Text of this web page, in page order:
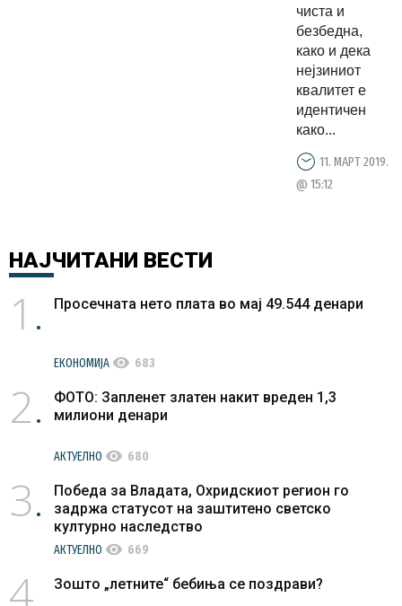
е
безбедна
чиста и
безбедна,
како и дека
нејзиниот
квалитет е
идентичен
како...
11. МАРТ 2019.
@ 15:12
НАЈЧИТАНИ ВЕСТИ
1 Просечната нето плата во мај 49.544 денари
ЕКОНОМИЈА visibility 683
2
ФОТО: Запленет златен накит вреден 1,3
милиони денари
АКТУЕЛНО visibility 680
3
Победа за Владата, Охридскиот регион го
задржа статусот на заштитено светско
културно наследство
АКТУЕЛНО visibility 669
4 Зошто „летните“ бебиња се поздрави?